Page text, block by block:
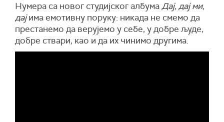
Нумера са новог студијског албумаДај, дај ми,
дајима емотивну поруку: никада не смемо да
престанемо да верујемо у себе, у добре људе,
добре ствари, као и да их чинимо другима.